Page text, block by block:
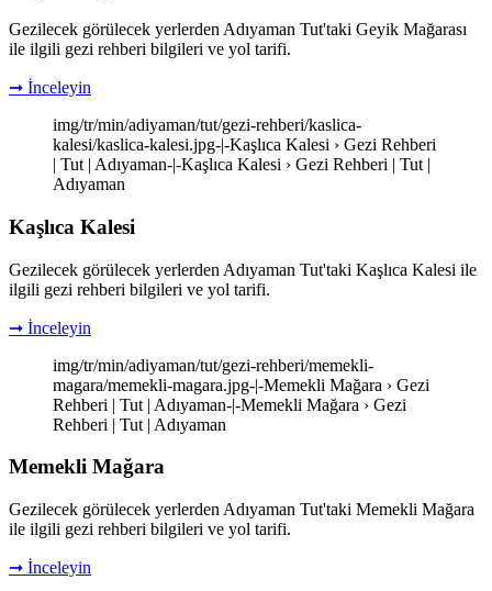
Gezilecek görülecek yerlerden Adıyaman Tut'taki Geyik Mağarası
ile ilgili gezi rehberi bilgileri ve yol tarifi.
➞ İnceleyin
img/tr/min/adiyaman/tut/gezi-rehberi/kaslica-
kalesi/kaslica-kalesi.jpg-|-Kaşlıca Kalesi › Gezi Rehberi
| Tut | Adıyaman-|-Kaşlıca Kalesi › Gezi Rehberi | Tut |
Adıyaman
Kaşlıca Kalesi
Gezilecek görülecek yerlerden Adıyaman Tut'taki Kaşlıca Kalesi ile
ilgili gezi rehberi bilgileri ve yol tarifi.
➞ İnceleyin
img/tr/min/adiyaman/tut/gezi-rehberi/memekli-
magara/memekli-magara.jpg-|-Memekli Mağara › Gezi
Rehberi | Tut | Adıyaman-|-Memekli Mağara › Gezi
Rehberi | Tut | Adıyaman
Memekli Mağara
Gezilecek görülecek yerlerden Adıyaman Tut'taki Memekli Mağara
ile ilgili gezi rehberi bilgileri ve yol tarifi.
➞ İnceleyin